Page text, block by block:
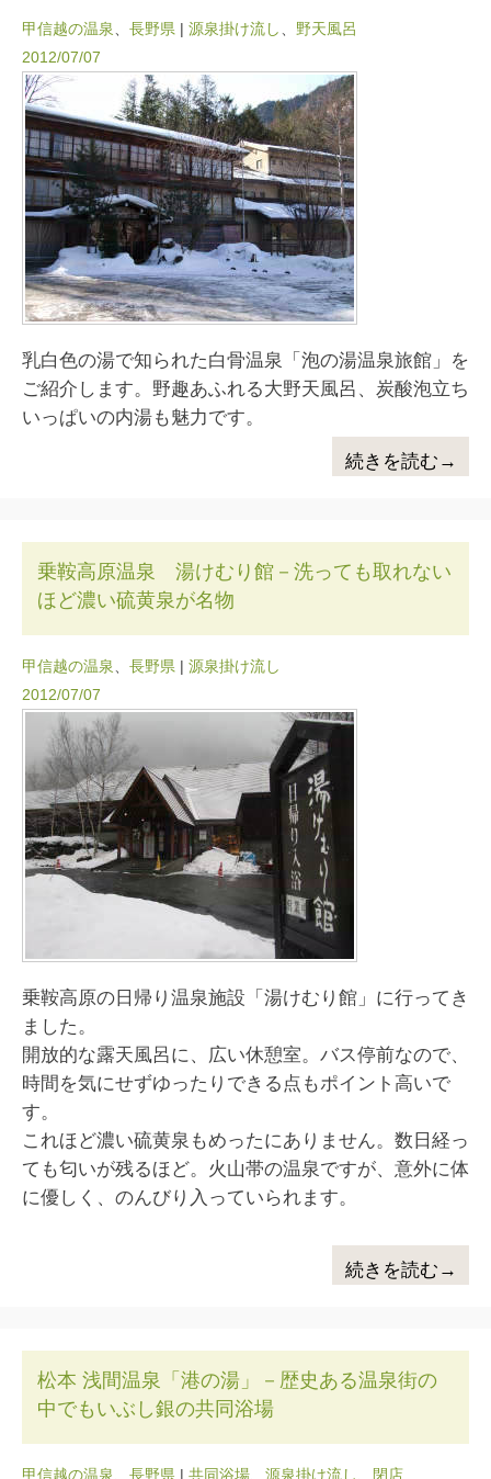
甲信越の温泉 長野県 | 源泉掛け流し
野天風呂
2012/07/07
乳白色の湯で知られた白骨温泉「泡の湯温泉旅館」を
ご紹介します。野趣あふれる大野天風呂、炭酸泡立ち
いっぱいの内湯も魅力です。
続きを読む→
乗鞍高原温泉 湯けむり館－洗っても取れない
ほど濃い硫黄泉が名物
甲信越の温泉 長野県 | 源泉掛け流し
2012/07/07
乗鞍高原の日帰り温泉施設「湯けむり館」に行ってき
ました。
開放的な露天風呂に、広い休憩室。バス停前なので、
時間を気にせずゆったりできる点もポイント高いで
す。
これほど濃い硫黄泉もめったにありません。数日経っ
ても匂いが残るほど。火山帯の温泉ですが、意外に体
に優しく、のんびり入っていられます。
続きを読む→
松本 浅間温泉「港の湯」－歴史ある温泉街の
中でもいぶし銀の共同浴場
甲信越の温泉 長野県 | 共同浴場 源泉掛け流し 閉店